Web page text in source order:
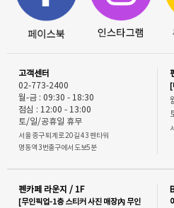
고객센터
02-773-2400
월-금 : 09:30 - 18:30
점심 : 12:00 - 13:00
토/일/공휴일 휴무
서울 중구 퇴계로 20길 43 펜타워
명동역 3번출구에서 도보5분
[
펜카페 라운지 / 1F
[무인픽업-1층 스티커 사진 매장內 무인